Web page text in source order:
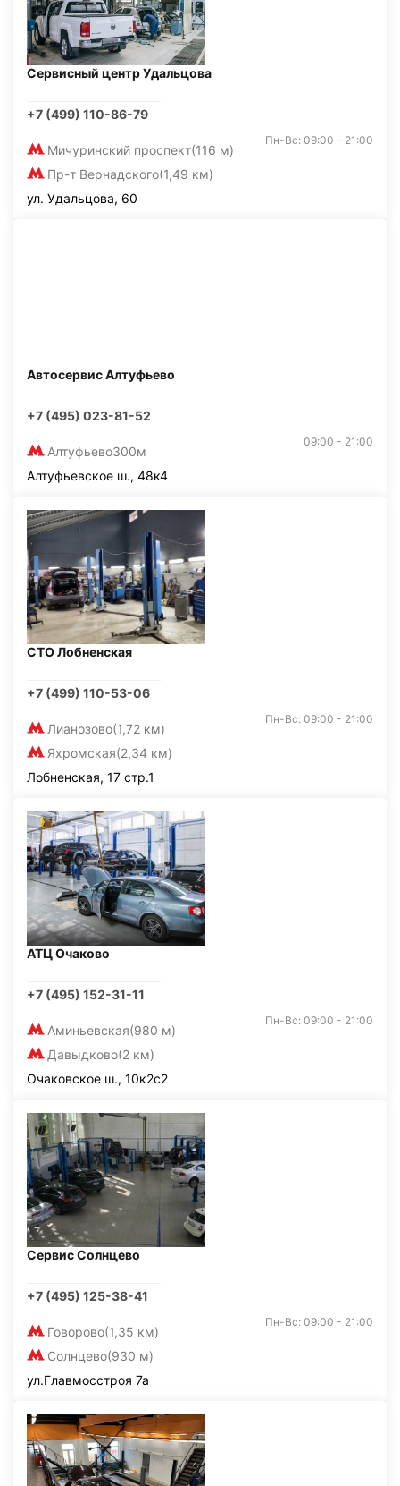
Сервисный центр Удальцова
+7 (499) 110-86-79
Мичуринский проспект(116 м)
Пр-т Вернадского(1,49 км)
Пн-Вс: 09:00 - 21:00
ул. Удальцова, 60
Автосервис Алтуфьево
+7 (495) 023-81-52
Алтуфьево300м
09:00 - 21:00
Алтуфьевское ш., 48к4
СТО Лобненская
+7 (499) 110-53-06
Лианозово(1,72 км)
Яхромская(2,34 км)
Пн-Вс: 09:00 - 21:00
Лобненская, 17 стр.1
АТЦ Очаково
+7 (495) 152-31-11
Аминьевская(980 м)
Давыдково(2 км)
Пн-Вс: 09:00 - 21:00
Очаковское ш., 10к2с2
Сервис Солнцево
+7 (495) 125-38-41
Говорово(1,35 км)
Солнцево(930 м)
Пн-Вс: 09:00 - 21:00
ул.Главмосстроя 7а